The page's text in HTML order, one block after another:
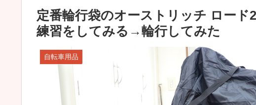
定番輪行袋のオーストリッチ ロー
練習をしてみる→輪行してみた
自転車用品